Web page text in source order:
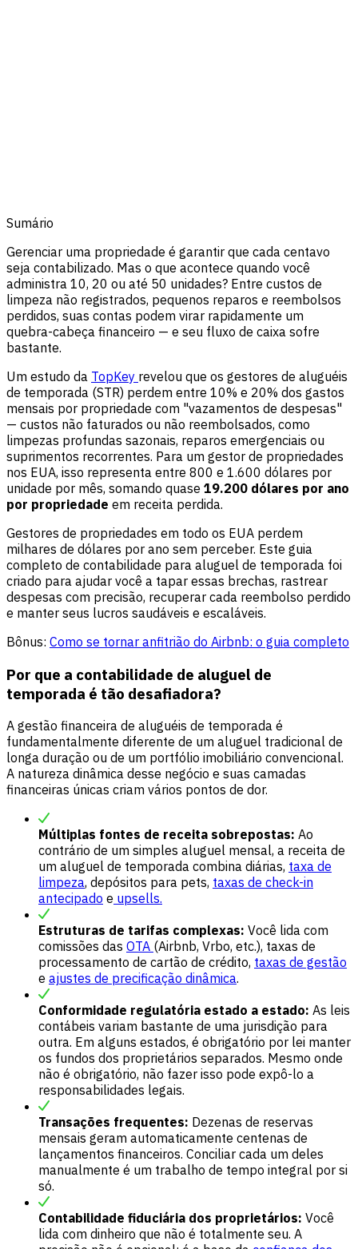
Sumário
Gerenciar uma propriedade é garantir que cada centavo
seja contabilizado. Mas o que acontece quando você
administra 10, 20 ou até 50 unidades? Entre custos de
limpeza não registrados, pequenos reparos e reembolsos
perdidos, suas contas podem virar rapidamente um
quebra-cabeça financeiro — e seu fluxo de caixa sofre
bastante.
Um estudo da TopKey revelou que os gestores de aluguéis
de temporada (STR) perdem entre 10% e 20% dos gastos
mensais por propriedade com "vazamentos de despesas"
— custos não faturados ou não reembolsados, como
limpezas profundas sazonais, reparos emergenciais ou
suprimentos recorrentes. Para um gestor de propriedades
nos EUA, isso representa entre 800 e 1.600 dólares por
unidade por mês, somando quase 19.200 dólares por ano
por propriedade em receita perdida.
Gestores de propriedades em todo os EUA perdem
milhares de dólares por ano sem perceber. Este guia
completo de contabilidade para aluguel de temporada foi
criado para ajudar você a tapar essas brechas, rastrear
despesas com precisão, recuperar cada reembolso perdido
e manter seus lucros saudáveis e escaláveis.
Bônus: Como se tornar anfitrião do Airbnb: o guia completo
Por que a contabilidade de aluguel de
temporada é tão desafiadora?
A gestão financeira de aluguéis de temporada é
fundamentalmente diferente de um aluguel tradicional de
longa duração ou de um portfólio imobiliário convencional.
A natureza dinâmica desse negócio e suas camadas
financeiras únicas criam vários pontos de dor.
Múltiplas fontes de receita sobrepostas: Ao
contrário de um simples aluguel mensal, a receita de
um aluguel de temporada combina diárias, taxa de
limpeza, depósitos para pets, taxas de check-in
antecipado e upsells.
Estruturas de tarifas complexas: Você lida com
comissões das OTA (Airbnb, Vrbo, etc.), taxas de
processamento de cartão de crédito, taxas de gestão
e ajustes de precificação dinâmica.
Conformidade regulatória estado a estado: As leis
contábeis variam bastante de uma jurisdição para
outra. Em alguns estados, é obrigatório por lei manter
os fundos dos proprietários separados. Mesmo onde
não é obrigatório, não fazer isso pode expô-lo a
responsabilidades legais.
Transações frequentes: Dezenas de reservas
mensais geram automaticamente centenas de
lançamentos financeiros. Conciliar cada um deles
manualmente é um trabalho de tempo integral por si
só.
Contabilidade fiduciária dos proprietários: Você
lida com dinheiro que não é totalmente seu. A